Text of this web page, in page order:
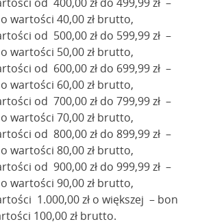
wartości 40,00 zł brutto,
od 500,00 zł do 599,99 zł –
wartości 50,00 zł brutto,
od 600,00 zł do 699,99 zł –
wartości 60,00 zł brutto,
od 700,00 zł do 799,99 zł –
wartości 70,00 zł brutto,
od 800,00 zł do 899,99 zł –
wartości 80,00 zł brutto,
od 900,00 zł do 999,99 zł –
wartości 90,00 zł brutto,
1.000,00 zł o większej – bon
100,00 zł brutto.